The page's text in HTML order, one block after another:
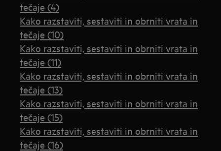
tečaje (4)
Kako razstaviti, sestaviti in obrniti vrata in
tečaje (10)
Kako razstaviti, sestaviti in obrniti vrata in
tečaje (11)
Kako razstaviti, sestaviti in obrniti vrata in
tečaje (13)
Kako razstaviti, sestaviti in obrniti vrata in
tečaje (15)
Kako razstaviti, sestaviti in obrniti vrata in
tečaje (16)